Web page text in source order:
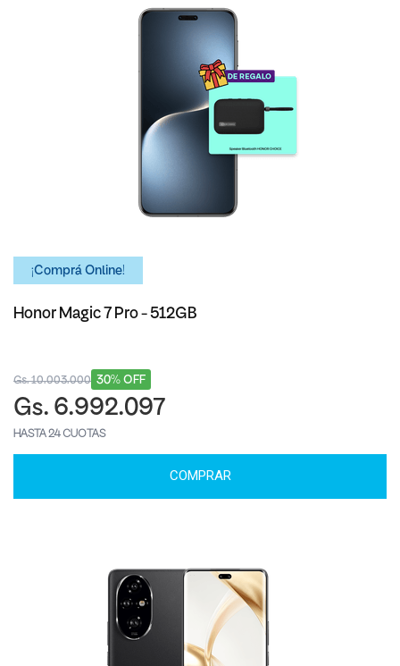
¡Comprá Online!
Honor Magic 7 Pro - 512GB
30% OFF
Gs. 10.003.000
Gs. 6.992.097
HASTA 24 CUOTAS
COMPRAR